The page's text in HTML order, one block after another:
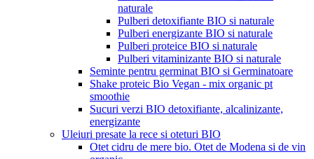
naturale
Pulberi detoxifiante BIO si naturale
Pulberi energizante BIO si naturale
Pulberi proteice BIO si naturale
Pulberi vitaminizante BIO si naturale
Seminte pentru germinat BIO si Germinatoare
Shake proteic Bio Vegan - mix organic pt
smoothie
Sucuri verzi BIO detoxifiante, alcalinizante,
energizante
Uleiuri presate la rece si oteturi BIO
Otet cidru de mere bio. Otet de Modena si de vin